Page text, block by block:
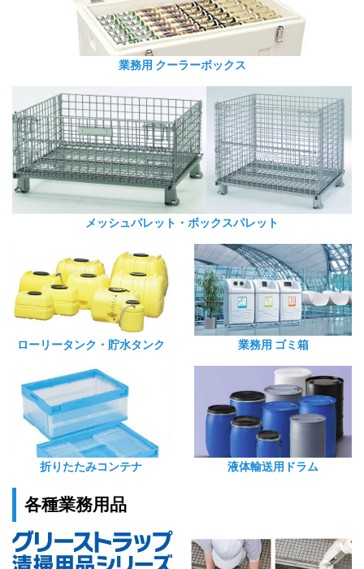
業務用 クーラーボックス
メッシュパレット・ボックスパレット
ローリータンク・貯水タンク 業務用 ゴミ箱
折りたたみコンテナ 液体輸送用ドラム
各種業務用品